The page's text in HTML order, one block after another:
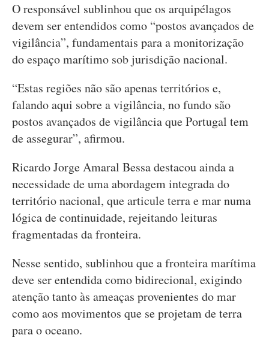
O responsável sublinhou que os arquipélagos
devem ser entendidos como “postos avançados de
vigilância”, fundamentais para a monitorização
do espaço marítimo sob jurisdição nacional.
“Estas regiões não são apenas territórios e,
falando aqui sobre a vigilância, no fundo são
postos avançados de vigilância que Portugal tem
de assegurar”, afirmou.
Ricardo Jorge Amaral Bessa destacou ainda a
necessidade de uma abordagem integrada do
território nacional, que articule terra e mar numa
lógica de continuidade, rejeitando leituras
fragmentadas da fronteira.
Nesse sentido, sublinhou que a fronteira marítima
deve ser entendida como bidirecional, exigindo
atenção tanto às ameaças provenientes do mar
como aos movimentos que se projetam de terra
para o oceano.